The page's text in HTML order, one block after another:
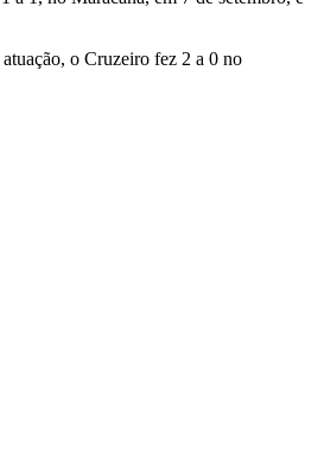
o Cruzeiro fez 2 a 0 no